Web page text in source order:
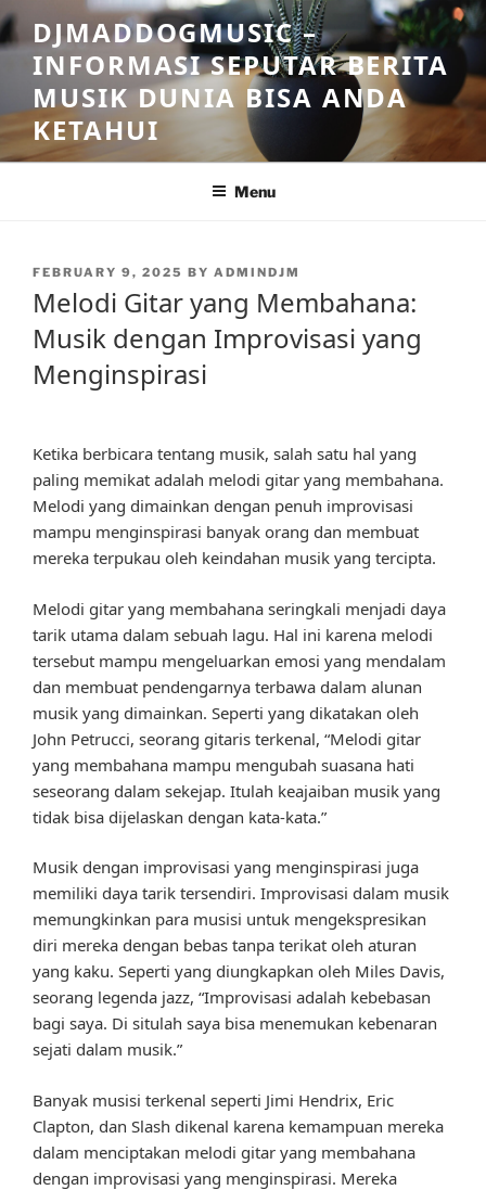
Skip
to
content
DJMADDOGMUSIC –
INFORMASI SEPUTAR BERITA
MUSIK DUNIA BISA ANDA
KETAHUI
Menu
POSTED
FEBRUARY 9, 2025 BY ADMINDJM
Melodi Gitar yang Membahana:
Musik dengan Improvisasi yang
Menginspirasi
Ketika berbicara tentang musik, salah satu hal yang
paling memikat adalah melodi gitar yang membahana.
Melodi yang dimainkan dengan penuh improvisasi
mampu menginspirasi banyak orang dan membuat
mereka terpukau oleh keindahan musik yang tercipta.
Melodi gitar yang membahana seringkali menjadi daya
tarik utama dalam sebuah lagu. Hal ini karena melodi
tersebut mampu mengeluarkan emosi yang mendalam
dan membuat pendengarnya terbawa dalam alunan
musik yang dimainkan. Seperti yang dikatakan oleh
John Petrucci, seorang gitaris terkenal, “Melodi gitar
yang membahana mampu mengubah suasana hati
seseorang dalam sekejap. Itulah keajaiban musik yang
tidak bisa dijelaskan dengan kata-kata.”
Musik dengan improvisasi yang menginspirasi juga
memiliki daya tarik tersendiri. Improvisasi dalam musik
memungkinkan para musisi untuk mengekspresikan
diri mereka dengan bebas tanpa terikat oleh aturan
yang kaku. Seperti yang diungkapkan oleh Miles Davis,
seorang legenda jazz, “Improvisasi adalah kebebasan
bagi saya. Di situlah saya bisa menemukan kebenaran
sejati dalam musik.”
Banyak musisi terkenal seperti Jimi Hendrix, Eric
Clapton, dan Slash dikenal karena kemampuan mereka
dalam menciptakan melodi gitar yang membahana
dengan improvisasi yang menginspirasi. Mereka